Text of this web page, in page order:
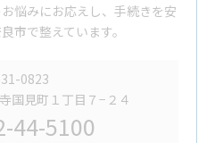
悩みにお応えし、手続きを安
市で整えています。
0823
国見町１丁目７−２４
44-5100